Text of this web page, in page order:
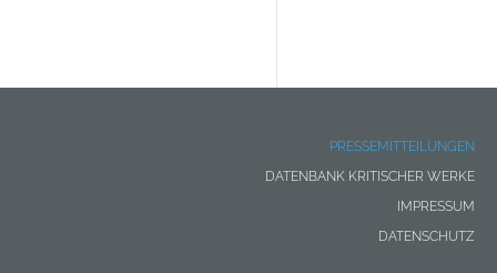
PRESSEMITTEILUNGEN
DATENBANK KRITISCHER WERKE
IMPRESSUM
DATENSCHUTZ